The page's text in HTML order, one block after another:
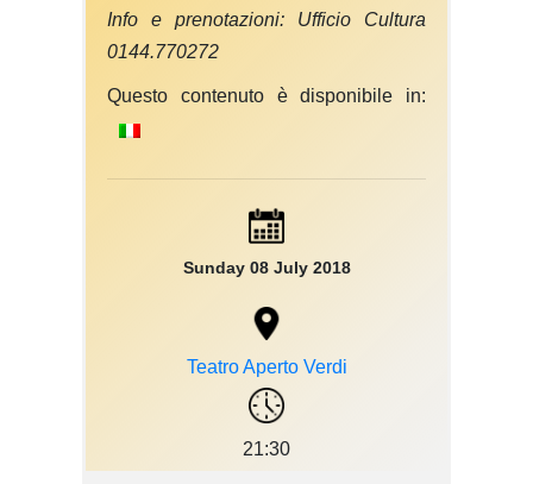
Info e prenotazioni: Ufficio Cultura
0144.770272
Questo contenuto è disponibile in:
Sunday 08 July 2018
Teatro Aperto Verdi
21:30